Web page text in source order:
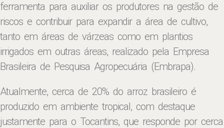
ferramenta para auxiliar os produtores na gestão de
riscos e contribuir para expandir a área de cultivo,
tanto em áreas de várzeas como em plantios
irrigados em outras áreas, realizado pela Empresa
Brasileira de Pesquisa Agropecuária (Embrapa).
Atualmente, cerca de 20% do arroz brasileiro é
produzido em ambiente tropical, com destaque
justamente para o Tocantins, que responde por cerca